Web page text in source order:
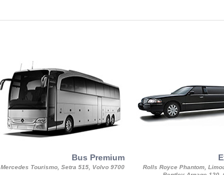
Bus Premium
Mercedes Tourismo, Setra 515, Volvo 9700
Rolls Royce Phantom,